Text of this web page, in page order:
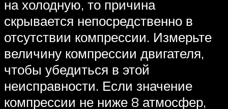
на холодную, то причина
скрывается непосредственно в
отсутствии компрессии. Измерьте
величину компрессии двигателя,
чтобы убедиться в этой
неисправности. Если значение
компрессии не ниже 8 атмосфер,